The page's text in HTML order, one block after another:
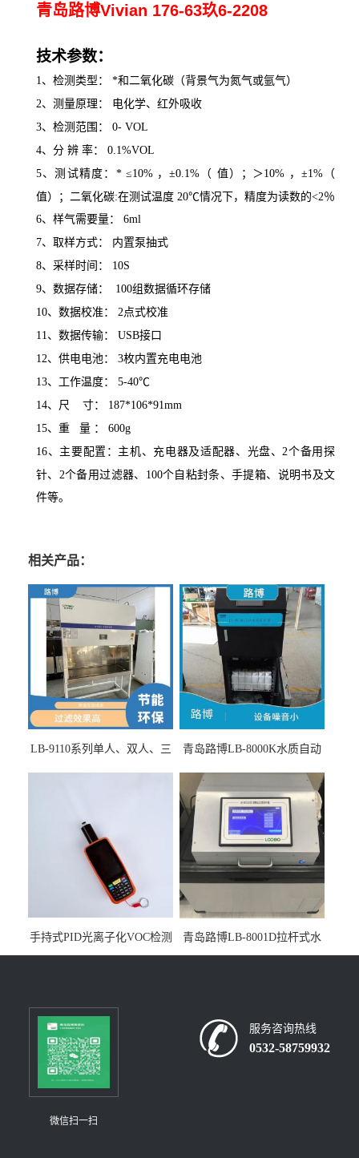
青岛路博Vivian 176-63玖6-2208
技术参数：
1、 检测类型： *和二氧化碳（背景气为氮气或氩气）
2、 测量原理： 电化学、红外吸收
3、 检测范围： 0- VOL
4、 分 辨 率： 0.1%VOL
5、测试精度：* ≤10% ，±0.1%（ 值）；＞10% ，±1%（
值）；二氧化碳:在测试温度 20℃情况下，精度为读数的<2％
6、 样气需要量： 6ml
7、 取样方式： 内置泵抽式
8、 采样时间： 10S
9、 数据存储： 100组数据循环存储
10、 数据校准： 2点式校准
11、 数据传输： USB接口
12、 供电电池： 3枚内置充电电池
13、 工作温度： 5-40℃
14、 尺 寸： 187*106*91mm
15、 重 量 ： 600g
16、 主要配置：主机、充电器及适配器、光盘、2个备用探
针、2个备用过滤器、100个自粘封条、手提箱、说明书及文
件等。
相关产品：
LB-9110系列单人、双人、三
青岛路博LB-8000K水质自动
手持式PID光离子化VOC检测
仪（挥发性有机物设备）
青岛路博LB-8001D拉杆式水
质采样器
微信扫一扫
服务咨询热线
0532-58759932